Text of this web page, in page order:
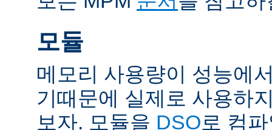
모듈
메모리 사용량이 성능에
기때문에 실제로 사용하
보자. 모듈을 DSO로 컴